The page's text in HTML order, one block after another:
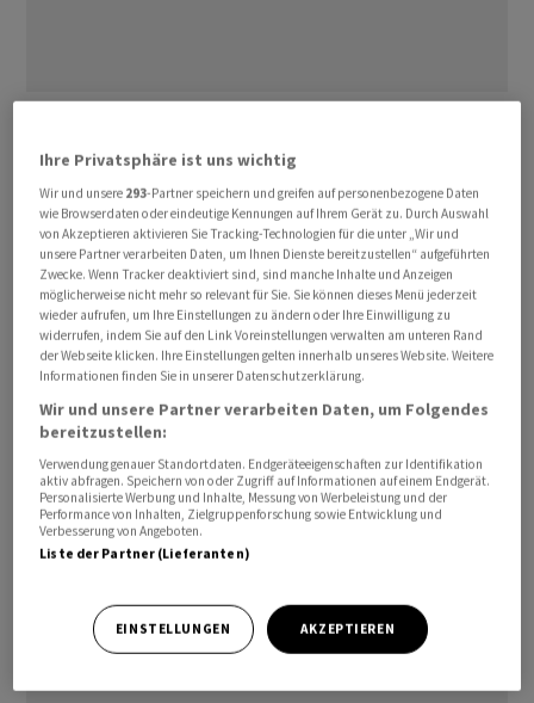
hat, von 50 bis 75 Prozent des CS-Kundenstamms
trennen, wie die Zeitung schreibt. Dieses Geschäft sei
der UBS zu heikel. Um welche Russinnen und Russen es
genau geht, ist laut der Zeitung noch unklar. Dem
Vernehmen nach sollen vor allem russische Offshore-
Kunden betroffen sein. Die CS betreut vermögende
Privatpersonen mit russischem Pass heute aus der
Schweiz heraus.
Gemäss Insidern will die UBS auch in anderen Regionen
bestimmte Kunden der CS nicht übernehmen. Hier soll
es sich aber offenbar um Einzelfälle handeln, bei denen
die UBS Reputationsschäden fürchtet. Die UBS nahm
gegenüber der Zeitung keine Stellung.
Ihre Privatsphäre ist uns wichtig
Wir und unsere 293-Partner speichern und greifen auf personenbezogene Daten
wie Browserdaten oder eindeutige Kennungen auf Ihrem Gerät zu. Durch Auswahl
von Akzeptieren aktivieren Sie Tracking-Technologien für die unter „Wir und
unsere Partner verarbeiten Daten, um Ihnen Dienste bereitzustellen“ aufgeführten
Zwecke. Wenn Tracker deaktiviert sind, sind manche Inhalte und Anzeigen
möglicherweise nicht mehr so relevant für Sie. Sie können dieses Menü jederzeit
wieder aufrufen, um Ihre Einstellungen zu ändern oder Ihre Einwilligung zu
widerrufen, indem Sie auf den Link Voreinstellungen verwalten am unteren Rand
der Webseite klicken. Ihre Einstellungen gelten innerhalb unseres Website. Weitere
Informationen finden Sie in unserer Datenschutzerklärung.
Wir und unsere Partner verarbeiten Daten, um Folgendes
bereitzustellen:
Verwendung genauer Standortdaten. Endgeräteeigenschaften zur Identifikation
aktiv abfragen. Speichern von oder Zugriff auf Informationen auf einem Endgerät.
Personalisierte Werbung und Inhalte, Messung von Werbeleistung und der
Performance von Inhalten, Zielgruppenforschung sowie Entwicklung und
Verbesserung von Angeboten.
Liste der Partner (Lieferanten)
EINSTELLUNGEN AKZEPTIEREN